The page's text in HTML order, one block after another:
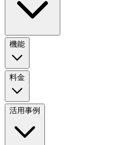
機能
料金
活用事例